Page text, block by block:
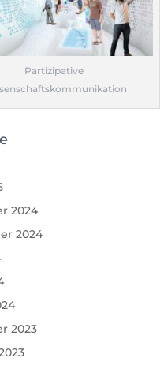
Partizipative
2024
2024
2023